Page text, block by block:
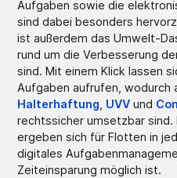
Aufgaben sowie die
sind dabei besonders
ist außerdem das Umwelt-
rund um die Verbesserung
sind. Mit einem Klick lassen
Aufgaben aufrufen, wodurch
Halterhaftung UVV und
rechtssicher umsetzbar sind.
ergeben sich für Flotten in
digitales
Zeiteinsparung möglich ist.